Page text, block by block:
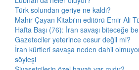
Türk solundan geriye ne kaldı?
Mahir Çayan Kitabı'nı editörü Emir Ali
Hafta Başı (76): İran savaşı biteceğe
Gazeteciler yeterince cesur değil mi?
İran kürtleri savaşa neden dahil
söyleşi